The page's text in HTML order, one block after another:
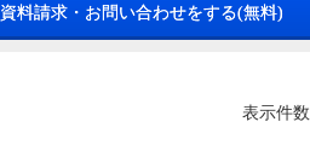
資料請求・お問い合わせをする(無料)
表示件数